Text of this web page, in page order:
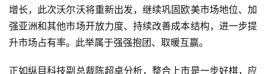
增长，此次沃尔沃将重新出发，继续巩固欧美市场地位、加
强亚洲和其他市场开放力度、持续改善成本结构，进一步提
升市场占有率。此举属于强强抱团、取暖互赢。
正如纵目科技副总裁陈超卓分析，整合上市是一步好棋，应